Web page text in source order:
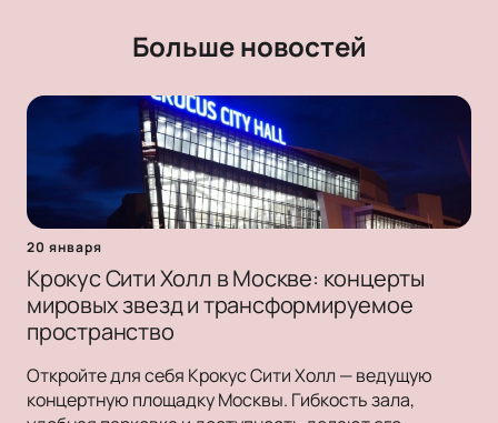
Больше новостей
20 января
Крокус Сити Холл в Москве: концерты
мировых звезд и трансформируемое
пространство
Откройте для себя Крокус Сити Холл — ведущую
концертную площадку Москвы. Гибкость зала,